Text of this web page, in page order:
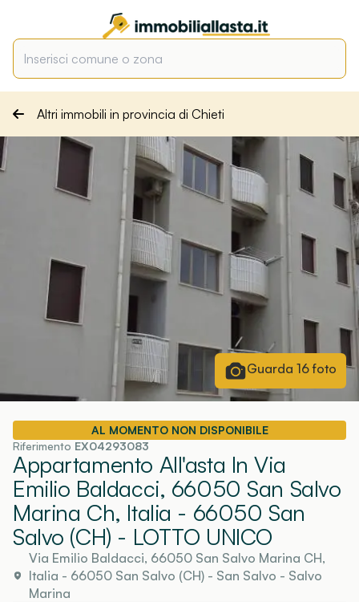
Altri immobili in provincia di Chieti
Guarda 16foto
AL MOMENTO NON DISPONIBILE
Riferimento EX04293083
Appartamento All'asta In Via
Emilio Baldacci, 66050 San Salvo
Marina Ch, Italia - 66050 San
Salvo (CH) - LOTTO UNICO
Via Emilio Baldacci, 66050 San Salvo Marina CH,
Italia - 66050 San Salvo (CH)- San Salvo - Salvo
Marina